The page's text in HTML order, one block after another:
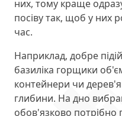
них, тому краще
посіву так, щоб у них
час.
Наприклад, добре
базиліка горщики
контейнери чи
глибини. На дно
обов'язково потрібно